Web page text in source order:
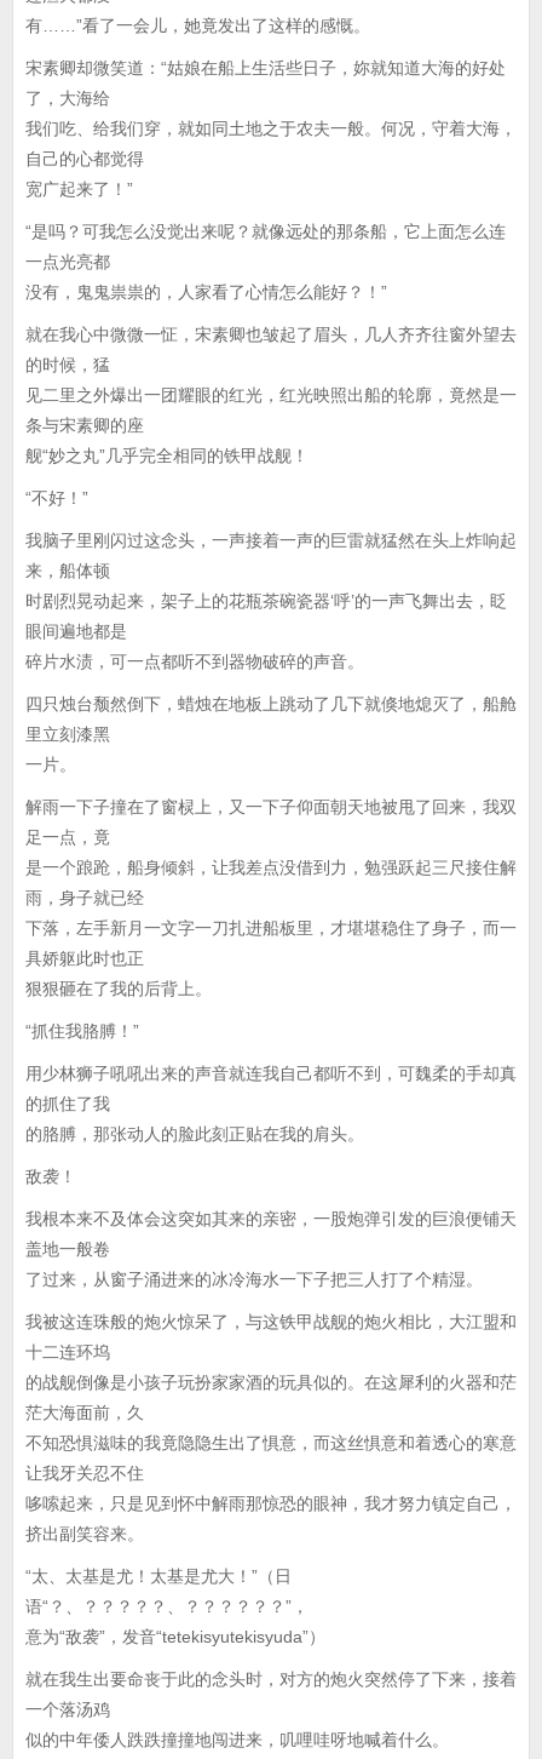
有……”看了一会儿，她竟发出了这样的感慨。
宋素卿却微笑道：“姑娘在船上生活些日子，妳就知道大海的好处
了，大海给
我们吃、给我们穿，就如同土地之于农夫一般。何况，守着大海，
自己的心都觉得
宽广起来了！”
“是吗？可我怎么没觉出来呢？就像远处的那条船，它上面怎么连
一点光亮都
没有，鬼鬼祟祟的，人家看了心情怎么能好？！”
就在我心中微微一怔，宋素卿也皱起了眉头，几人齐齐往窗外望去
的时候，猛
见二里之外爆出一团耀眼的红光，红光映照出船的轮廓，竟然是一
条与宋素卿的座
舰“妙之丸”几乎完全相同的铁甲战舰！
“不好！”
我脑子里刚闪过这念头，一声接着一声的巨雷就猛然在头上炸响起
来，船体顿
时剧烈晃动起来，架子上的花瓶茶碗瓷器‘呼’的一声飞舞出去，眨
眼间遍地都是
碎片水渍，可一点都听不到器物破碎的声音。
四只烛台颓然倒下，蜡烛在地板上跳动了几下就倏地熄灭了，船舱
里立刻漆黑
一片。
解雨一下子撞在了窗棂上，又一下子仰面朝天地被甩了回来，我双
足一点，竟
是一个踉跄，船身倾斜，让我差点没借到力，勉强跃起三尺接住解
雨，身子就已经
下落，左手新月一文字一刀扎进船板里，才堪堪稳住了身子，而一
具娇躯此时也正
狠狠砸在了我的后背上。
“抓住我胳膊！”
用少林狮子吼吼出来的声音就连我自己都听不到，可魏柔的手却真
的抓住了我
的胳膊，那张动人的脸此刻正贴在我的肩头。
敌袭！
我根本来不及体会这突如其来的亲密，一股炮弹引发的巨浪便铺天
盖地一般卷
了过来，从窗子涌进来的冰冷海水一下子把三人打了个精湿。
我被这连珠般的炮火惊呆了，与这铁甲战舰的炮火相比，大江盟和
十二连环坞
的战舰倒像是小孩子玩扮家家酒的玩具似的。在这犀利的火器和茫
茫大海面前，久
不知恐惧滋味的我竟隐隐生出了惧意，而这丝惧意和着透心的寒意
让我牙关忍不住
哆嗦起来，只是见到怀中解雨那惊恐的眼神，我才努力镇定自己，
挤出副笑容来。
“太、太基是尤！太基是尤大！”（日
语“？、？？？？？、？？？？？？”，
意为“敌袭”，发音“tetekisyutekisyuda”）
就在我生出要命丧于此的念头时，对方的炮火突然停了下来，接着
一个落汤鸡
似的中年倭人跌跌撞撞地闯进来，叽哩哇呀地喊着什么。